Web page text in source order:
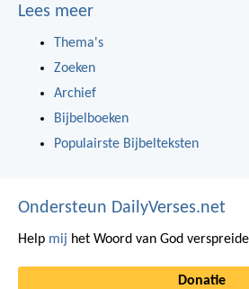
Lees meer
Thema's
Zoeken
Archief
Bijbelboeken
Populairste Bijbelteksten
Ondersteun DailyVerses.net
Help mij het Woord van God
Donatie